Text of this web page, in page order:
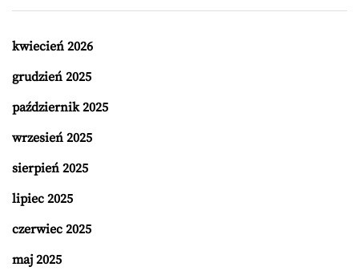
kwiecień 2026
grudzień 2025
październik 2025
wrzesień 2025
sierpień 2025
lipiec 2025
czerwiec 2025
maj 2025